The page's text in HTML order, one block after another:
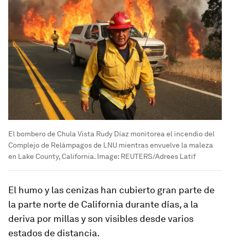
El bombero de Chula Vista Rudy Díaz monitorea el incendio del
Complejo de Relámpagos de LNU mientras envuelve la maleza
en Lake County, California. Image: REUTERS/Adrees Latif
El humo y las cenizas han cubierto gran parte de
la parte norte de California durante días, a la
deriva por millas y son visibles desde varios
estados de distancia.